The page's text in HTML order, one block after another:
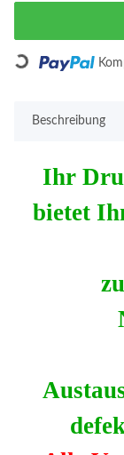
Loading...
Beschreibung
Ihr
bietet